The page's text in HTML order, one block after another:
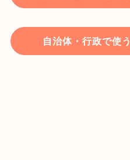
自治体・行政で使う